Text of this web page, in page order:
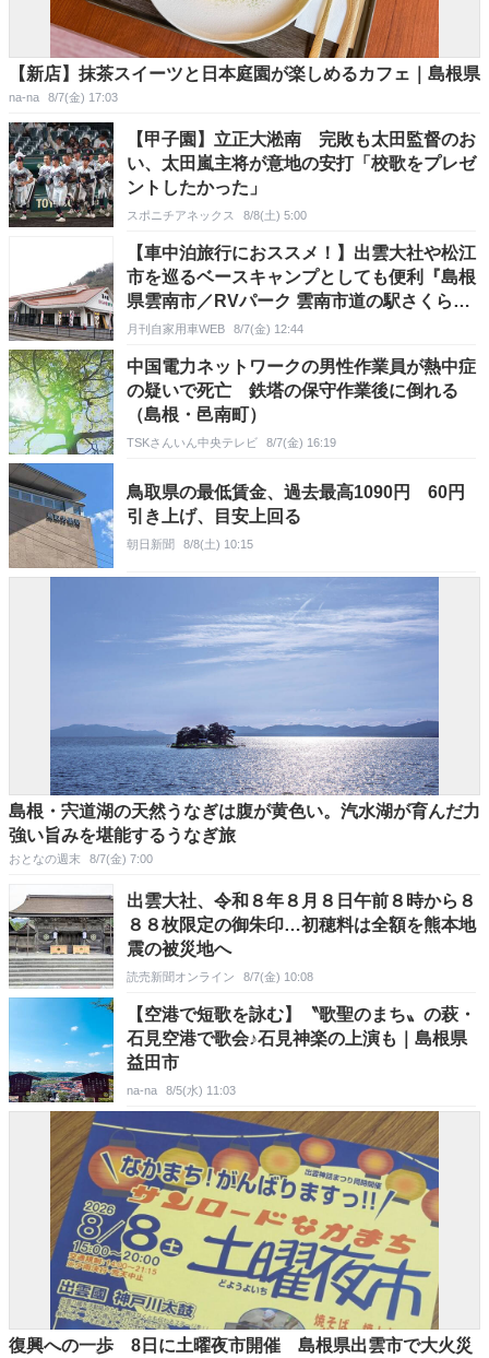
【新店】抹茶スイーツと日本庭園が楽しめるカフェ｜島根県
na-na 8/7(金) 17:03
【甲子園】立正大淞南 完敗も太田監督のお
い、太田嵐主将が意地の安打「校歌をプレゼ
ントしたかった」
スポニチアネックス 8/8(土) 5:00
【車中泊旅行におススメ！】出雲大社や松江
市を巡るベースキャンプとしても便利『島根
県雲南市／RVパーク 雲南市道の駅さくらの
里きすき緑地公園』
月刊自家用車WEB 8/7(金) 12:44
中国電力ネットワークの男性作業員が熱中症
の疑いで死亡 鉄塔の保守作業後に倒れる
（島根・邑南町）
TSKさんいん中央テレビ 8/7(金) 16:19
鳥取県の最低賃金、過去最高1090円 60円
引き上げ、目安上回る
朝日新聞 8/8(土) 10:15
島根・宍道湖の天然うなぎは腹が黄色い。汽水湖が育んだ力
強い旨みを堪能するうなぎ旅
おとなの週末 8/7(金) 7:00
出雲大社、令和８年８月８日午前８時から８
８８枚限定の御朱印…初穂料は全額を熊本地
震の被災地へ
読売新聞オンライン 8/7(金) 10:08
【空港で短歌を詠む】〝歌聖のまち〟の萩・
石見空港で歌会♪石見神楽の上演も｜島根県
益田市
na-na 8/5(水) 11:03
復興への一歩 8日に土曜夜市開催 島根県出雲市で大火災